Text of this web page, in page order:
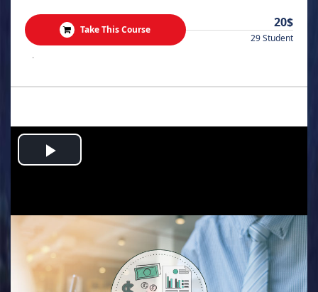
Take This Course 20$
29 Student
.
Play